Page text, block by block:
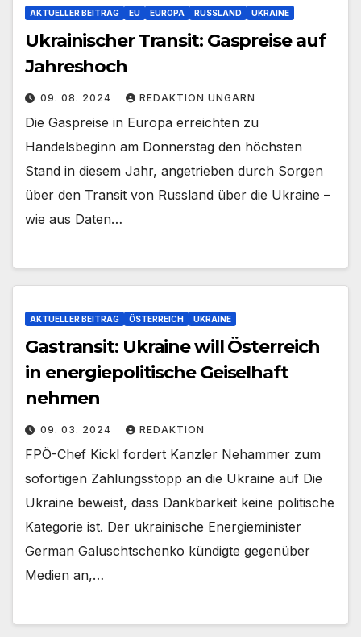
AKTUELLER BEITRAG EU EUROPA RUSSLAND UKRAINE
Ukrainischer Transit: Gaspreise auf
Jahreshoch
09. 08. 2024 REDAKTION UNGARN
Die Gaspreise in Europa erreichten zu
Handelsbeginn am Donnerstag den höchsten
Stand in diesem Jahr, angetrieben durch Sorgen
über den Transit von Russland über die Ukraine –
wie aus Daten…
AKTUELLER BEITRAG ÖSTERREICH UKRAINE
Gastransit: Ukraine will Österreich
in energiepolitische Geiselhaft
nehmen
09. 03. 2024 REDAKTION
FPÖ-Chef Kickl fordert Kanzler Nehammer zum
sofortigen Zahlungsstopp an die Ukraine auf Die
Ukraine beweist, dass Dankbarkeit keine politische
Kategorie ist. Der ukrainische Energieminister
German Galuschtschenko kündigte gegenüber
Medien an,…